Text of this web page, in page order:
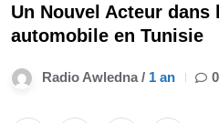
Un Nouvel Acteur dans
automobile en Tunisie
Radio Awledna / 1 an 0